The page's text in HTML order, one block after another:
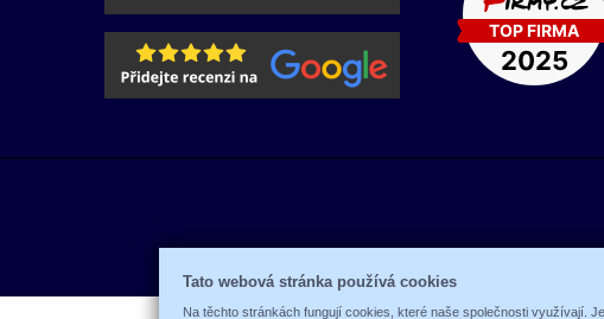
Tato webová stránka používá cookies
Na těchto stránkách fungují cookies, které naše společnosti využívají.